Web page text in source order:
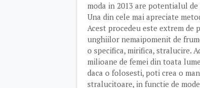
moda in 2013 are potentialul
Una din cele mai apreciate
Acest procedeu este extrem de
unghiilor nemaipomenit de
o specifica, mirifica, stralucire.
milioane de femei din toata
daca o folosesti, poti crea o
stralucitoare, in functie de